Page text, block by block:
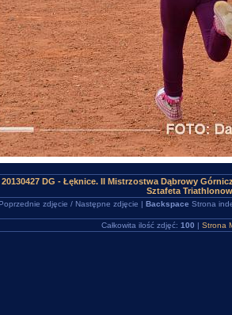
20130427 DG - Łęknice. II Mistrzostwa Dąbrowy
Sztafeta
zdjęcie / Następne zdjęcie | Backspace Strona
Całkowita ilość zdjęć: 100 | Strona